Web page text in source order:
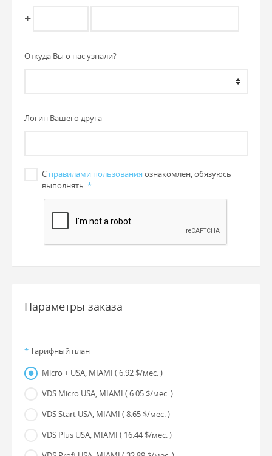
+
Откуда Вы о нас узнали?
Логин Вашего друга
С правилами пользования ознакомлен, обязуюсь
выполнять.*
Параметры заказа
*Тарифный план
Micro + USA, MIAMI ( 6.92 $/мес. )
VDS Micro USA, MIAMI ( 6.05 $/мес. )
VDS Start USA, MIAMI ( 8.65 $/мес. )
VDS Plus USA, MIAMI ( 16.44 $/мес. )